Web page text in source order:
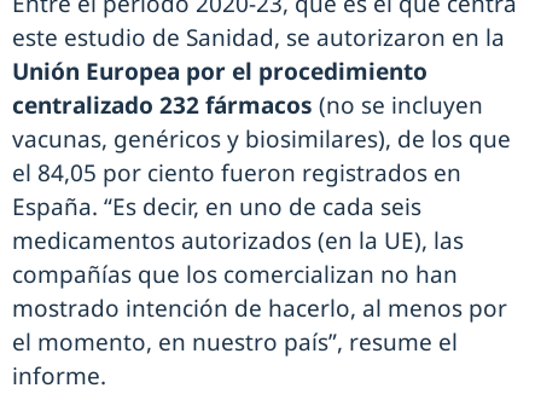
este estudio de Sanidad, se autorizaron en la
Unión Europea por el procedimiento
centralizado 232 fármacos (no se incluyen
vacunas, genéricos y biosimilares), de los que
el 84,05 por ciento fueron registrados en
España. “Es decir, en uno de cada seis
medicamentos autorizados (en la UE), las
compañías que los comercializan no han
mostrado intención de hacerlo, al menos por
el momento, en nuestro país”, resume el
informe.